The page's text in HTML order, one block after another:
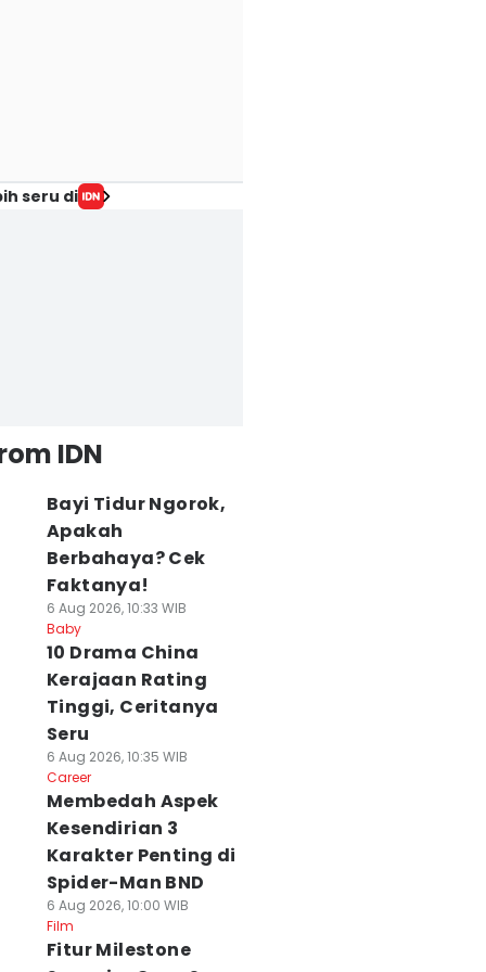
seru di
IDN
Bayi Tidur Ngorok,
Apakah
Berbahaya? Cek
Faktanya!
6 Aug 2026, 10:33 WIB
Baby
10 Drama China
Kerajaan Rating
Tinggi, Ceritanya
Seru
6 Aug 2026, 10:35 WIB
Career
Membedah Aspek
Kesendirian 3
Karakter Penting di
Spider-Man BND
6 Aug 2026, 10:00 WIB
Film
Fitur Milestone